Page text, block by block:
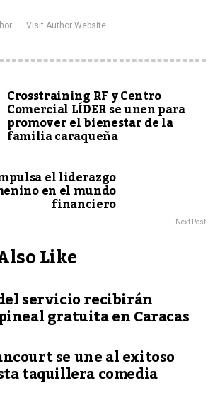
Visit Author Website
Crosstraining RF y Centro
Comercial LÍDER se unen para
promover el bienestar de la
familia caraqueña
el liderazgo
en el mundo
financiero
Next Post
Like
servicio recibirán
gratuita en Caracas
se une al exitoso
taquillera comedia